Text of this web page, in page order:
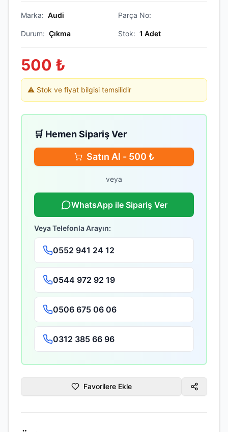
Marka: Audi Parça No:
Durum: Çıkma Stok: 1 Adet
500 ₺
⚠️ Stok ve fiyat bilgisi temsilidir
🛒 Hemen Sipariş Ver
Satın Al - 500 ₺
veya
WhatsApp ile Sipariş Ver
Veya Telefonla Arayın:
0552 941 24 12
0544 972 92 19
0506 675 06 06
0312 385 66 96
Favorilere Ekle